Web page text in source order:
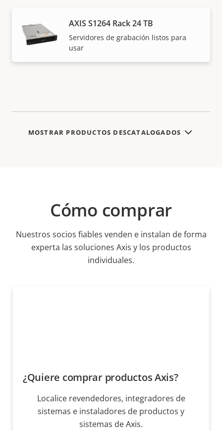
AXIS S1264 Rack 24 TB
Servidores de grabación listos para
usar
MOSTRAR PRODUCTOS DESCATALOGADOS
Cómo comprar
Nuestros socios fiables venden e instalan de forma
experta las soluciones Axis y los productos
individuales.
¿Quiere comprar productos Axis?
Localice revendedores, integradores de
sistemas e instaladores de productos y
sistemas de Axis.